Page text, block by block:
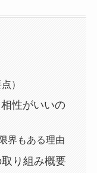
）
性がいいの
界もある理由
り組み概要